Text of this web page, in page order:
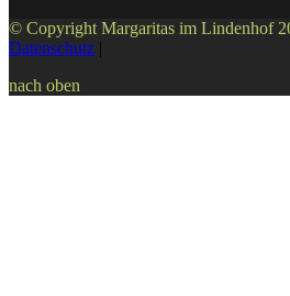
© Copyright Margaritas im Lindenhof
Datenschutz |
nach oben